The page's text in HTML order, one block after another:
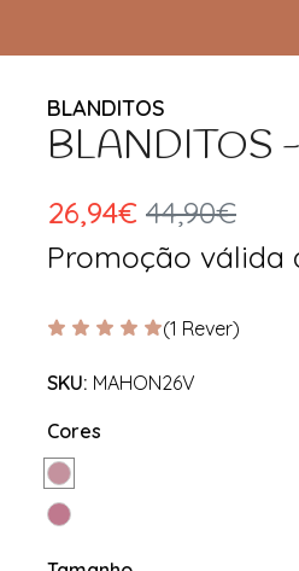
BLANDITOS
BLANDITOS
26,94€ 44,90€
Promoção válida
(1 Rever)
SKU: MAHON26V
Cores